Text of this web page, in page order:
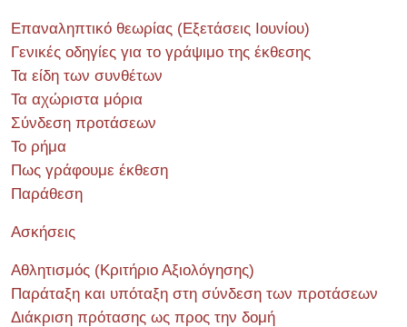
Επαναληπτικό θεωρίας (Εξετάσεις Ιουνίου)
Γενικές οδηγίες για το γράψιμο της έκθεσης
Τα είδη των συνθέτων
Τα αχώριστα μόρια
Σύνδεση προτάσεων
Το ρήμα
Πως γράφουμε έκθεση
Παράθεση
Ασκήσεις
Αθλητισμός (Κριτήριο Αξιολόγησης)
Παράταξη και υπόταξη στη σύνδεση των προτάσεων
Διάκριση πρότασης ως προς την δομή